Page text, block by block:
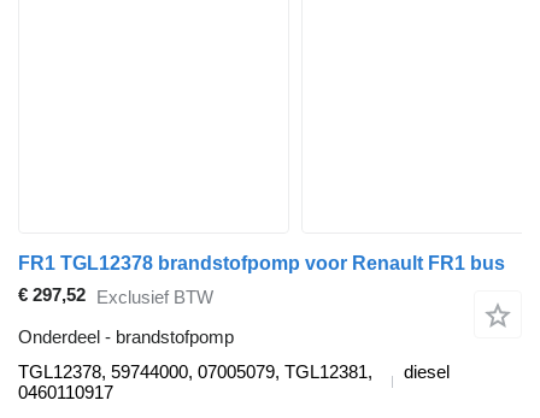
FR1 TGL12378 brandstofpomp voor Renault FR1 bus
€ 297,52 Exclusief BTW
Onderdeel - brandstofpomp
TGL12378, 59744000, 07005079, TGL12381,
0460110917
diesel